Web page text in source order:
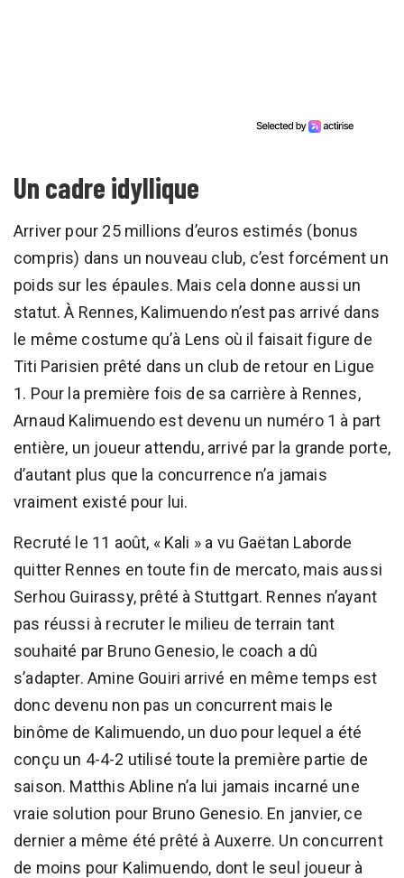
Un cadre idyllique
Arriver pour 25 millions d’euros estimés (bonus
compris) dans un nouveau club, c’est forcément un
poids sur les épaules. Mais cela donne aussi un
statut. À Rennes, Kalimuendo n’est pas arrivé dans
le même costume qu’à Lens où il faisait figure de
Titi Parisien prêté dans un club de retour en Ligue
1. Pour la première fois de sa carrière à Rennes,
Arnaud Kalimuendo est devenu un numéro 1 à part
entière, un joueur attendu, arrivé par la grande porte,
d’autant plus que la concurrence n’a jamais
vraiment existé pour lui.
Recruté le 11 août, « Kali » a vu Gaëtan Laborde
quitter Rennes en toute fin de mercato, mais aussi
Serhou Guirassy, prêté à Stuttgart. Rennes n’ayant
pas réussi à recruter le milieu de terrain tant
souhaité par Bruno Genesio, le coach a dû
s’adapter. Amine Gouiri arrivé en même temps est
donc devenu non pas un concurrent mais le
binôme de Kalimuendo, un duo pour lequel a été
conçu un 4-4-2 utilisé toute la première partie de
saison. Matthis Abline n’a lui jamais incarné une
vraie solution pour Bruno Genesio. En janvier, ce
dernier a même été prêté à Auxerre. Un concurrent
de moins pour Kalimuendo, dont le seul joueur à